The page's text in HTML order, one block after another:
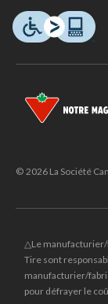
© 2026 La Société
△Le manufacturier/
Tire sont
manufacturier/
pour défrayer le